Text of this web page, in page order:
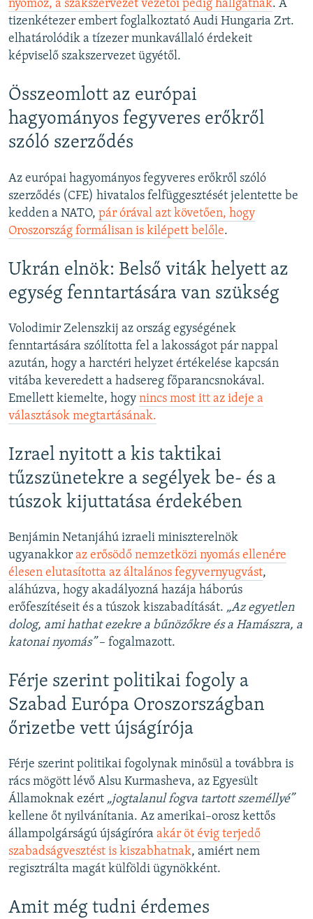
nyomoz, a szakszervezet vezetői pedig hallgatnak. A
tizenkétezer embert foglalkoztató Audi Hungaria Zrt.
elhatárolódik a tízezer munkavállaló érdekeit
képviselő szakszervezet ügyétől.
Összeomlott az európai
hagyományos fegyveres erőkről
szóló szerződés
Az európai hagyományos fegyveres erőkről szóló
szerződés (CFE) hivatalos felfüggesztését jelentette be
kedden a NATO, pár órával azt követően, hogy
Oroszország formálisan is kilépett belőle.
Ukrán elnök: Belső viták helyett az
egység fenntartására van szükség
Volodimir Zelenszkij az ország egységének
fenntartására szólította fel a lakosságot pár nappal
azután, hogy a harctéri helyzet értékelése kapcsán
vitába keveredett a hadsereg főparancsnokával.
Emellett kiemelte, hogy nincs most itt az ideje a
választások megtartásának.
Izrael nyitott a kis taktikai
tűzszünetekre a segélyek be- és a
túszok kijuttatása érdekében
Benjámin Netanjáhú izraeli miniszterelnök
ugyanakkor az erősödő nemzetközi nyomás ellenére
élesen elutasította az általános fegyvernyugvást,
aláhúzva, hogy akadályozná hazája háborús
erőfeszítéseit és a túszok kiszabadítását. „Az egyetlen
dolog, ami hathat ezekre a bűnözőkre és a Hamászra, a
katonai nyomás”– fogalmazott.
Férje szerint politikai fogoly a
Szabad Európa Oroszországban
őrizetbe vett újságírója
Férje szerint politikai fogolynak minősül a továbbra is
rács mögött lévő Alsu Kurmasheva, az Egyesült
Államoknak ezért „jogtalanul fogva tartott személlyé”
kellene őt nyilvánítania. Az amerikai–orosz kettős
állampolgárságú újságíróra akár öt évig terjedő
szabadságvesztést is kiszabhatnak, amiért nem
regisztrálta magát külföldi ügynökként.
Amit még tudni érdemes